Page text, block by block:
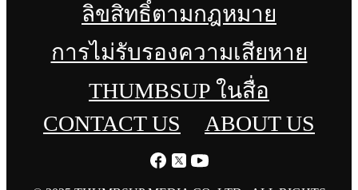
ลิขสิทธิ์ตามกฎหมาย
การไม่รับรองความเสียหาย
THUMBSUP ในสื่อ
CONTACT US
ABOUT US